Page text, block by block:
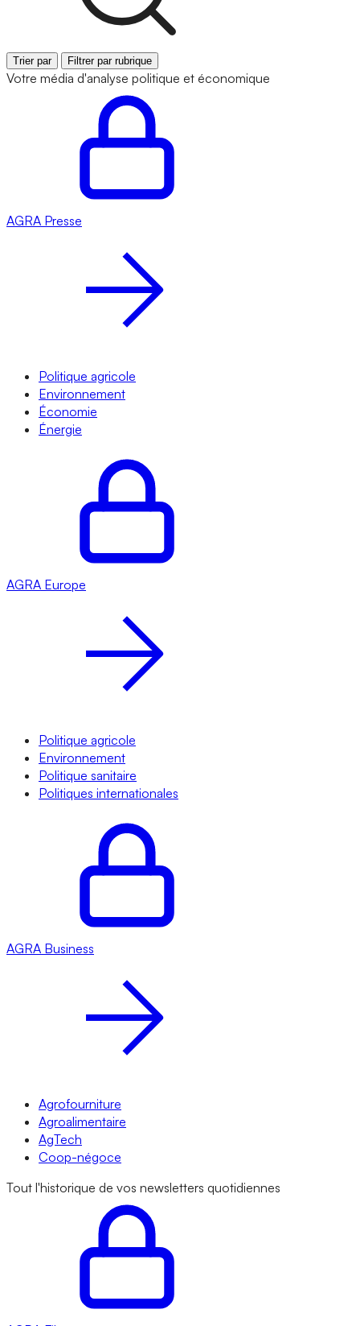
Trier par Filtrer par rubrique
Votre média d'analyse politique et économique
AGRA Presse
Politique agricole
Environnement
Économie
Énergie
AGRA Europe
Politique agricole
Environnement
Politique sanitaire
Politiques internationales
AGRA Business
Agrofourniture
Agroalimentaire
AgTech
Coop-négoce
Tout l'historique de vos newsletters quotidiennes